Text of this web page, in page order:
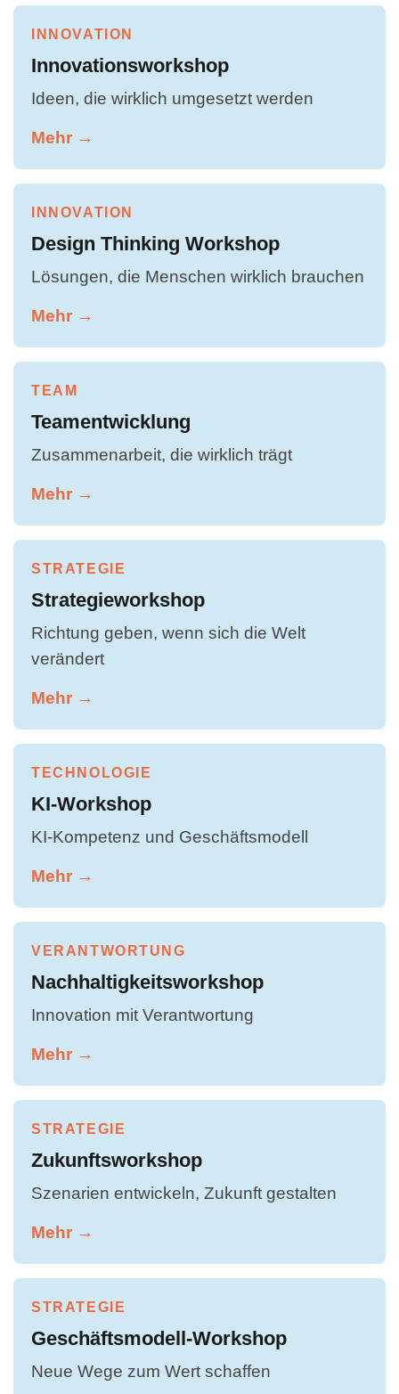
INNOVATION
Innovationsworkshop
Ideen, die wirklich umgesetzt werden
Mehr →
INNOVATION
Design Thinking Workshop
Lösungen, die Menschen wirklich brauchen
Mehr →
TEAM
Teamentwicklung
Zusammenarbeit, die wirklich trägt
Mehr →
STRATEGIE
Strategieworkshop
Richtung geben, wenn sich die Welt
verändert
Mehr →
TECHNOLOGIE
KI-Workshop
KI-Kompetenz und Geschäftsmodell
Mehr →
VERANTWORTUNG
Nachhaltigkeitsworkshop
Innovation mit Verantwortung
Mehr →
STRATEGIE
Zukunftsworkshop
Szenarien entwickeln, Zukunft gestalten
Mehr →
STRATEGIE
Geschäftsmodell-Workshop
Neue Wege zum Wert schaffen